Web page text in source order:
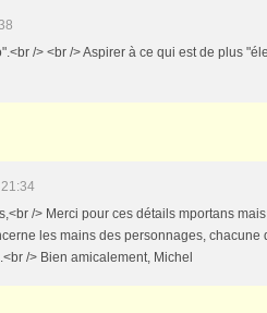
/> <br /> Aspirer à ce qui est de plus
/> Merci pour ces détails mportans
les mains des personnages, chacune
/> Bien amicalement, Michel